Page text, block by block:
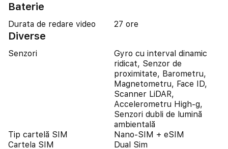
Baterie
Durata de redare video 27 ore
Diverse
Senzori
Gyro cu interval dinamic
ridicat, Senzor de
proximitate, Barometru,
Magnetometru, Face ID,
Scanner LiDAR,
Accelerometru High-g,
Senzori dubli de lumină
ambientală
Tip cartelă SIM
Nano-SIM + eSIM
Cartela SIM
Dual Sim